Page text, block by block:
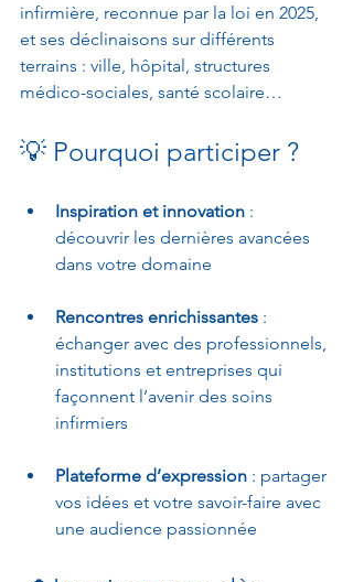
infirmière, reconnue par la loi en 2025,
et ses déclinaisons sur différents
terrains : ville, hôpital, structures
médico-sociales, santé scolaire…
💡 Pourquoi participer ?
Inspiration et innovation :
découvrir les dernières avancées
dans votre domaine
Rencontres enrichissantes :
échanger avec des professionnels,
institutions et entreprises qui
façonnent l’avenir des soins
infirmiers
Plateforme d’expression : partager
vos idées et votre savoir-faire avec
une audience passionnée